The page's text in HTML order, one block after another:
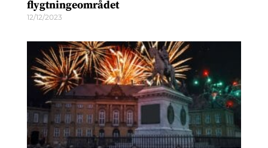
flygtningeområdet
12/12/2023